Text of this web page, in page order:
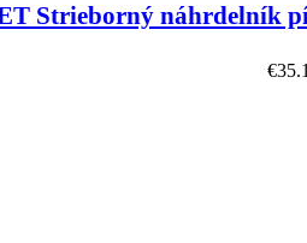
Strieborný náhrdelník
€